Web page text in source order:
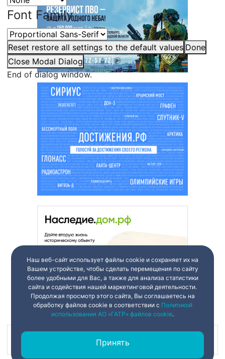
Font Family
Reset restore all settings to the default values Done
Close Modal Dialog
End of dialog window.
Наш канал в
Наш веб-сайт использует файлы cookie и сохраняет их на
Вашем устройстве, чтобы сделать перемещения по сайту
более удобными для Вас, а также для анализа статистики
сайта и содействия нашей маркетинговой деятельности.
Продолжая просмотр этого сайта, Вы соглашаетесь на
обработку файлов cookie в соответствии с Политикой
использования АО «ГАТР» файлов cookie.
Принять